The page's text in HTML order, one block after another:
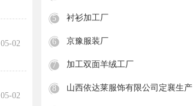
05-02
05-02
5 衬衫加工厂
6 京豫服装厂
7 加工双面羊绒工厂
8 山西依达莱服饰有限公司定襄生产